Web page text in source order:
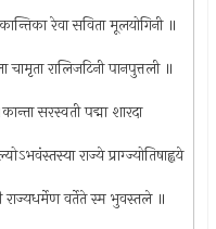
रेवा सविता मूलयोगिनी ॥
रालिजटिनी पानपुत्तली ॥
सरस्वती पद्मा शारदा
राज्ये प्राग्ज्योतिषाह्वये
राज्यधर्मेण वर्तेते स्म भुवस्तले ॥